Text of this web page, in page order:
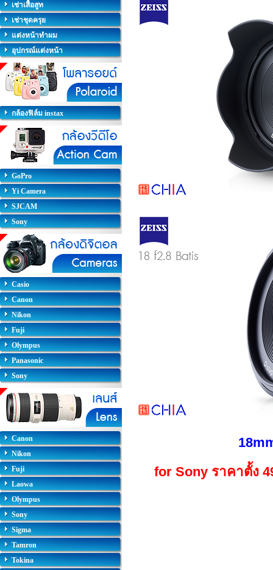
เช่าเสื้อสูท
เช่าชุดครุย
แต่งหน้าทำผม
อุปกรณ์แต่งหน้า
กล้องฟิล์ม instax
GoPro
Yi Camera
SJCAM
Sony
Casio
Canon
Nikon
Fuji
Olympus
Panasonic
Sony
Canon
Nikon
Fuji
Laowa
Olympus
Sony
Sigma
Tamron
Tokina
for Sony ราคาตั้ง